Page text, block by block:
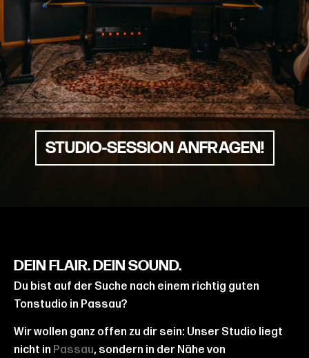
STUDIO-SESSION ANFRAGEN!
DEIN FLAIR. DEIN SOUND.
Du bist auf der Suche nach einem richtig guten
Tonstudio in Passau?
Wir wollen ganz offen zu dir sein: Unser Studio liegt
nicht in Passau, sondern in der Nähe von